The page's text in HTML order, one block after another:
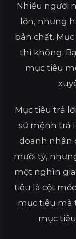
Nhiều người
lớn, nhưng
bản chất.
thì không.
mục tiêu
Mục tiêu trả
sứ mệnh trả
doanh nhân
mười tỷ,
một nghìn gia
tiêu là cột
mục tiêu mà
mục